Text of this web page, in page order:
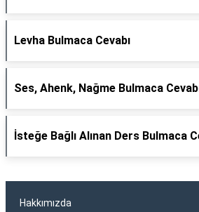
Levha Bulmaca Cevabı
Ses, Ahenk, Nağme Bulmaca
İsteğe Bağlı Alınan Ders Bulmaca
Hakkımızda